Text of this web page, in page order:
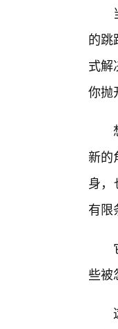
的跳
式解
你抛
新的
身，
有限
些被